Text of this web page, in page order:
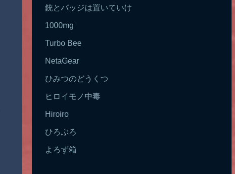
銃とバッジは置いていけ
1000mg
Turbo Bee
NetaGear
ひみつのどうくつ
ヒロイモノ中毒
Hiroiro
ひろぶろ
よろず箱